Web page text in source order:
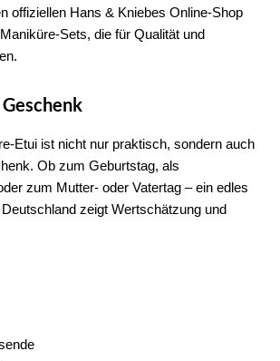
offiziellen Hans & Kniebes Online-Shop
Sets, die für Qualität und
Etui ist nicht nur praktisch, sondern auch
Ob zum Geburtstag, als
zeigt Wertschätzung und